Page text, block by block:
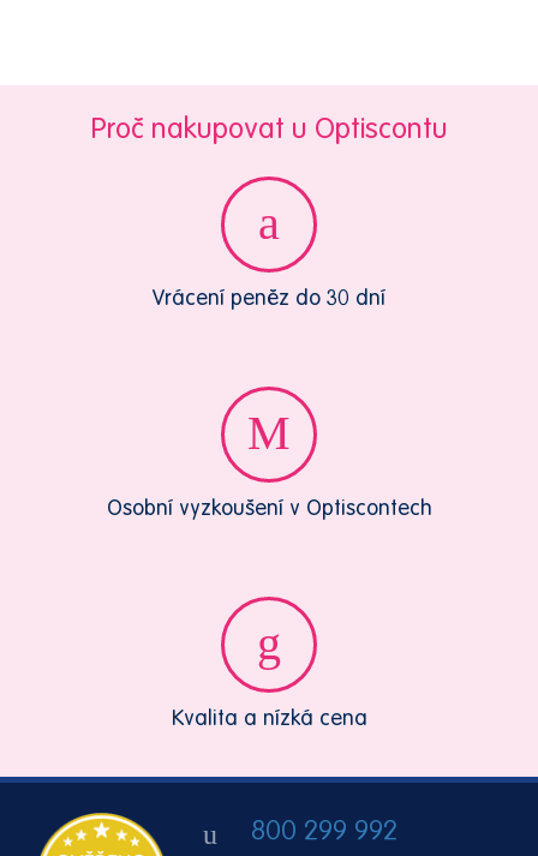
Proč nakupovat u Optiscontu
Vrácení peněz do 30 dní
Osobní vyzkoušení v Optiscontech
Kvalita a nízká cena
800 299 992